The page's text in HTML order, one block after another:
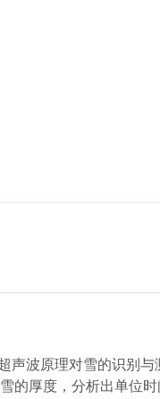
声波原理对雪的识别
的厚度，分析出单位